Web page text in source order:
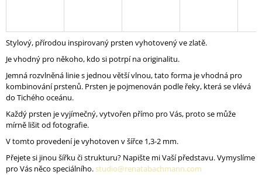
Stylový, přírodou inspirovaný prsten vyhotovený ve zlatě.
Je vhodný pro někoho, kdo si potrpí na originalitu.
Jemná rozvlněná linie s jednou větší vlnou, tato forma je vhodná pro
kombinování prstenů. Prsten je pojmenován podle řeky, která se vlévá
do Tichého oceánu.
Každý prsten je vyjímečný, vytvořen přímo pro Vás, proto se může
mírně lišit od fotografie.
V tomto provedení je vyhotoven v šířce 1,3-2 mm.
Přejete si jinou šířku či strukturu? Napište mi Vaší představu. Vymyslíme
pro Vás něco speciálního. studio@renatabachmann.com
D
O
P
O
R
U
Č
U
J
E
M
E